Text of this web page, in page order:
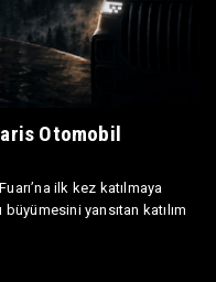
Otomobil
ilk kez katılmaya
yansıtan katılım